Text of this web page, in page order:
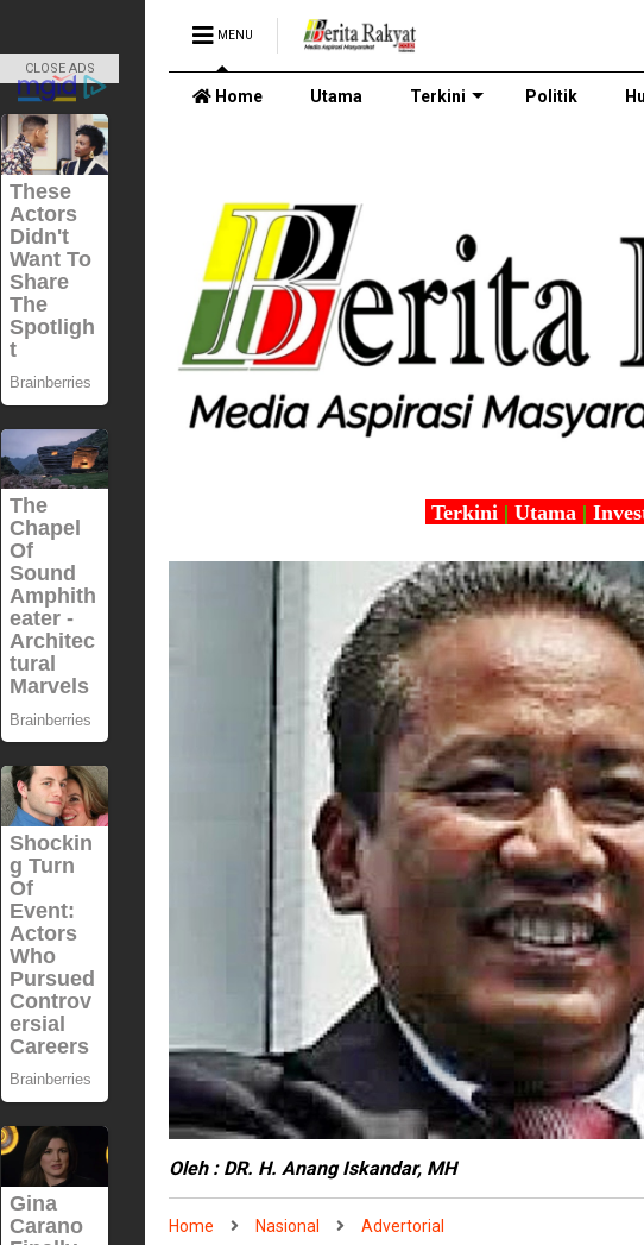
MENU
Home Utama Terkini Politik
Terkini | Utama |
Oleh : DR. H. Anang Iskandar, MH
Home Nasional Advertorial
CLOSE ADS